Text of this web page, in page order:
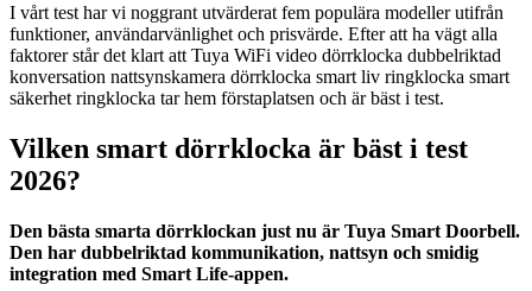
I vårt test har vi noggrant utvärderat fem populära modeller utifrån
funktioner, användarvänlighet och prisvärde. Efter att ha vägt alla
faktorer står det klart att Tuya WiFi video dörrklocka dubbelriktad
konversation nattsynskamera dörrklocka smart liv ringklocka smart
säkerhet ringklocka tar hem förstaplatsen och är bäst i test.
Vilken smart dörrklocka är bäst i test
2026?
Den bästa smarta dörrklockan just nu är Tuya Smart Doorbell.
Den har dubbelriktad kommunikation, nattsyn och smidig
integration med Smart Life-appen.